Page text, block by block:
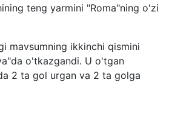
teng yarmini "Roma"ning o'zi
mavsumning ikkinchi qismini
o'tkazgandi. U o'tgan
2 ta gol urgan va 2 ta golga